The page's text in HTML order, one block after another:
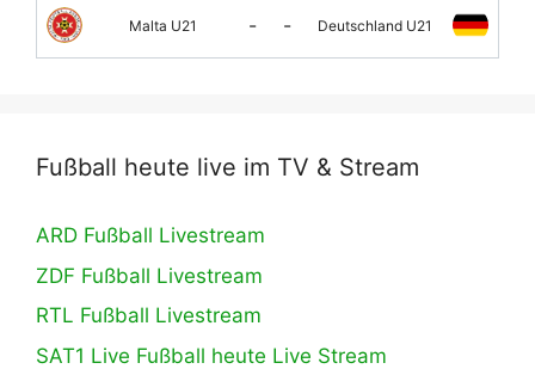
Malta U21 - - Deutschland U21
Fußball heute live im TV & Stream
ARD Fußball Livestream
ZDF Fußball Livestream
RTL Fußball Livestream
SAT1 Live Fußball heute Live Stream